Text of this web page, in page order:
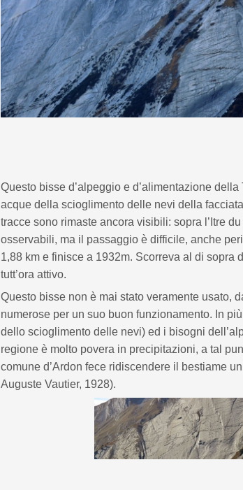
Questo bisse d’alpeggio e d’alimentazione
acque della scioglimento delle nevi della
tracce sono rimaste ancora visibili: sopra l’Itre
osservabili, ma il passaggio è difficile, anche
1,88 km e finisce a 1932m. Scorreva al di sopra
tutt’ora attivo.
Questo bisse non è mai stato veramente usato,
numerose per un suo buon funzionamento. In
dello scioglimento delle nevi) ed i bisogni
regione è molto povera in precipitazioni, a tal
comune d’Ardon fece ridiscendere il bestiame
Auguste Vautier, 1928).